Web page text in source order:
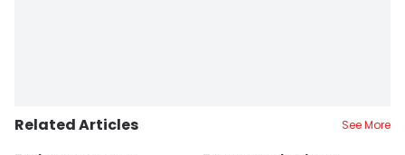
Related Articles See More